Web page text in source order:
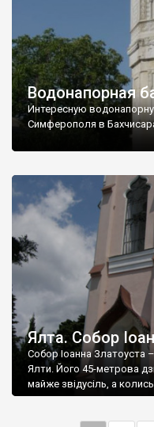
Водонапорная
Интересную
Симферополя в
Ялта. Собор
Собор Іоанна Златоуста
Ялти. Його 45-метрова
майже звідусіль, а